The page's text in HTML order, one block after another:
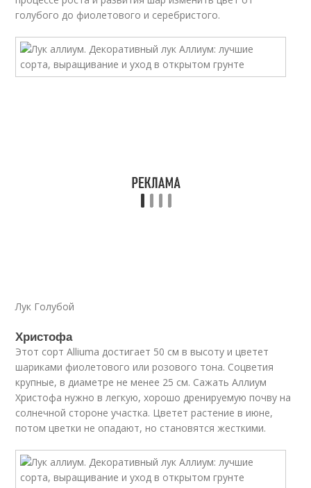
голубого до фиолетового и серебристого.
Лук Голубой
Христофа
Этот сорт Alliuma достигает 50 см в высоту и цветет
шариками фиолетового или розового тона. Соцветия
крупные, в диаметре не менее 25 см. Сажать Аллиум
Христофа нужно в легкую, хорошо дренируемую почву на
солнечной стороне участка. Цветет растение в июне,
потом цветки не опадают, но становятся жесткими.